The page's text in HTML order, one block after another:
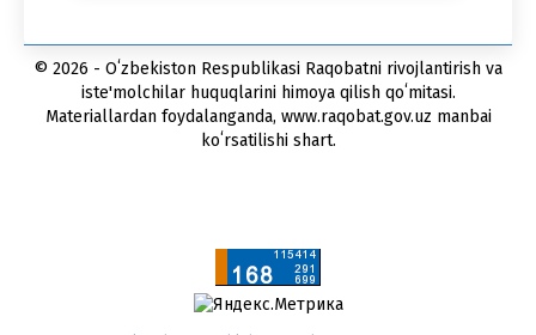
© 2026 - Oʻzbekiston Respublikasi Raqobatni rivojlantirish va
iste'molchilar huquqlarini himoya qilish qoʻmitasi.
Materiallardan foydalanganda, www.raqobat.gov.uz manbai
koʻrsatilishi shart.